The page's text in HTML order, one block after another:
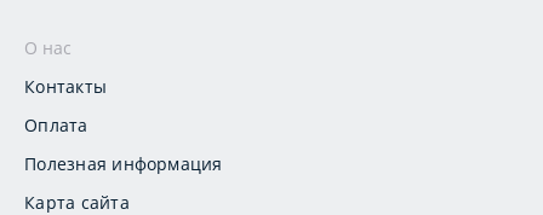
О нас
Контакты
Оплата
Полезная информация
Карта сайта